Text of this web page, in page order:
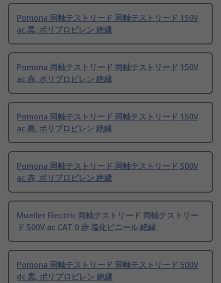
Pomona 同軸テストリード 同軸テストリード 150V
ac 黒, ポリプロピレン 絶縁
Pomona 同軸テストリード 同軸テストリード 150V
ac 赤, ポリプロピレン 絶縁
Pomona 同軸テストリード 同軸テストリード 150V
ac 黒, ポリプロピレン 絶縁
Pomona 同軸テストリード 同軸テストリード 500V
ac 赤, ポリプロピレン 絶縁
Mueller Electric 同軸テストリード 同軸テストリー
ド 500V ac CAT 0 赤 塩化ビニール 絶縁
Pomona 同軸テストリード 同軸テストリード 500V
dc 黒, ポリプロピレン 絶縁